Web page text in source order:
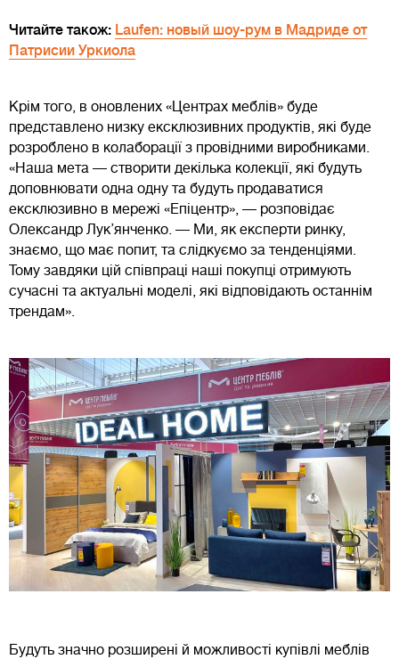
Читайте також: Laufen: новый шоу-рум в Мадриде от
Патрисии Уркиола
Крім того, в оновлених «Центрах меблів» буде
представлено низку ексклюзивних продуктів, які буде
розроблено в колаборації з провідними виробниками.
«Наша мета — створити декілька колекції, які будуть
доповнювати одна одну та будуть продаватися
ексклюзивно в мережі «Епіцентр», — розповідає
Олександр Лук’янченко. — Ми, як експерти ринку,
знаємо, що має попит, та слідкуємо за тенденціями.
Тому завдяки цій співпраці наші покупці отримують
сучасні та актуальні моделі, які відповідають останнім
трендам».
Будуть значно розширені й можливості купівлі меблів